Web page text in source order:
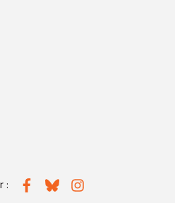
: FacebookBlueskyInstagram